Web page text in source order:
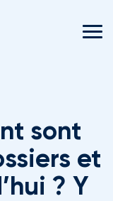
sont
et
? Y